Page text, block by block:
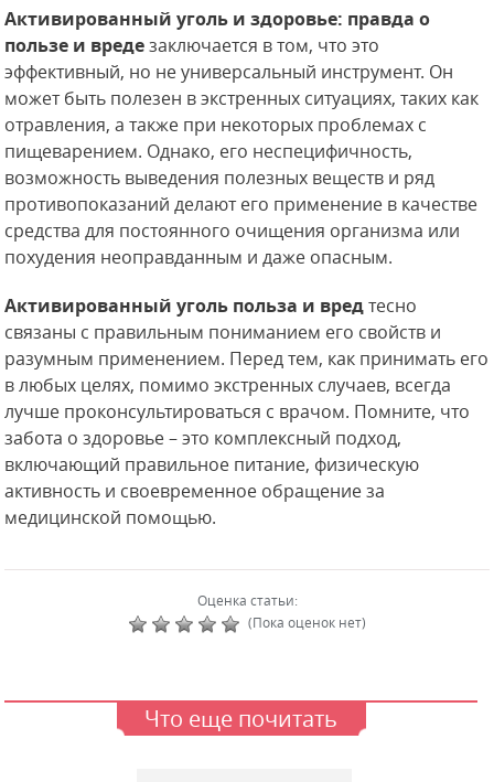
Активированный уголь и здоровье: правда о
пользе и вредезаключается в том, что это
эффективный, но не универсальный инструмент. Он
может быть полезен в экстренных ситуациях, таких как
отравления, а также при некоторых проблемах с
пищеварением. Однако, его неспецифичность,
возможность выведения полезных веществ и ряд
противопоказаний делают его применение в качестве
средства для постоянного очищения организма или
похудения неоправданным и даже опасным.
Активированный уголь польза и вредтесно
связаны с правильным пониманием его свойств и
разумным применением. Перед тем, как принимать его
в любых целях, помимо экстренных случаев, всегда
лучше проконсультироваться с врачом. Помните, что
забота о здоровье – это комплексный подход,
включающий правильное питание, физическую
активность и своевременное обращение за
медицинской помощью.
Оценка статьи:
(Пока оценок нет)
Что еще почитать